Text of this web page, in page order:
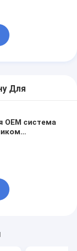
Для
система